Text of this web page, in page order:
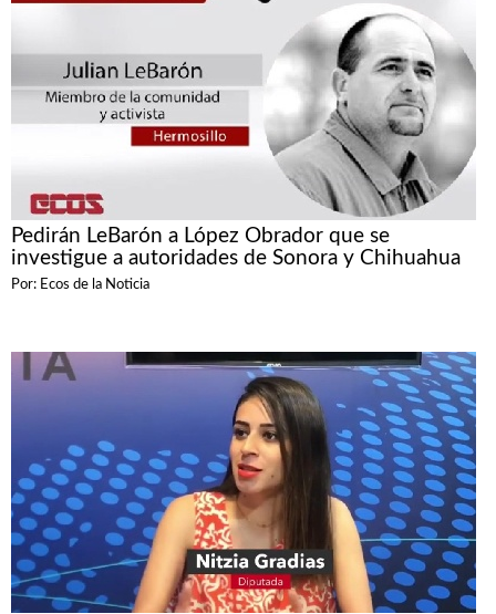
Pedirán LeBarón a López Obrador que se
investigue a autoridades de Sonora y Chihuahua
Por: Ecos de la Noticia